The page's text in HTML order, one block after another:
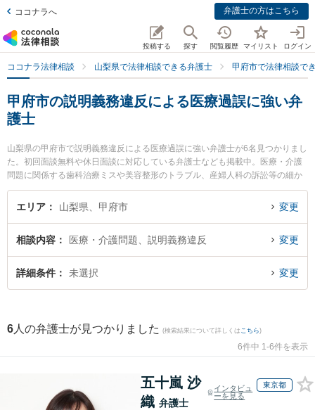
ココナラへ 弁護士の方はこちら
投稿する 探す 閲覧履歴 マイリスト ログイン
ココナラ法律相談 山梨県で法律相談できる弁護士 甲府市で法律相談で
甲府市の説明義務違反による医療過誤に強い弁
護士
山梨県の甲府市で説明義務違反による医療過誤に強い弁護士が6名見つかりまし
た。初回面談無料や休日面談に対応している弁護士なども掲載中。医療・介護
問題に関係する歯科治療ミスや美容整形のトラブル、産婦人科の訴訟等の細か
な分野での絞り込み検索もでき便利です。特に弁護士法人ATB 山梨事務所の木
下 徹弁護士や丹澤法律事務所の丹澤 明主実弁護士、甲府中央法律事務所の笹津
すぐに弁護士に相談したい』『説明義務違反による医療過誤のトラブル解決の
実績豊富な近くの弁護士を検索したい』『初回相談無料で説明義務違反による
医療過誤を法律相談できる甲府市内の弁護士に相談予約したい』などでお困り
エリア 山梨県、甲府市 変更
相談内容 医療・介護問題、説明義務違反 変更
詳細条件 未選択 変更
6 人の弁護士が見つかりました (検索結果について詳しくは こちら)
6件中 1-6件を表示
五十嵐 沙
織 弁護士
インタビュ
ーを見る
東京都